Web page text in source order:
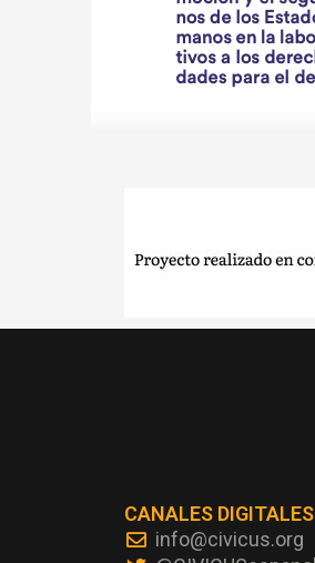
CANALES DIGITALES
info@civicus.org